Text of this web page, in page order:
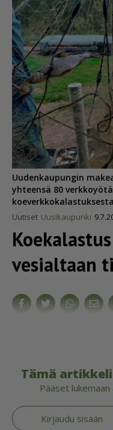
Uudenkaupungin
yhteensä 80
Uutiset Uusikaupunki
ve­si­altaan
Tämä
Pääset
Kirjaudu sisään